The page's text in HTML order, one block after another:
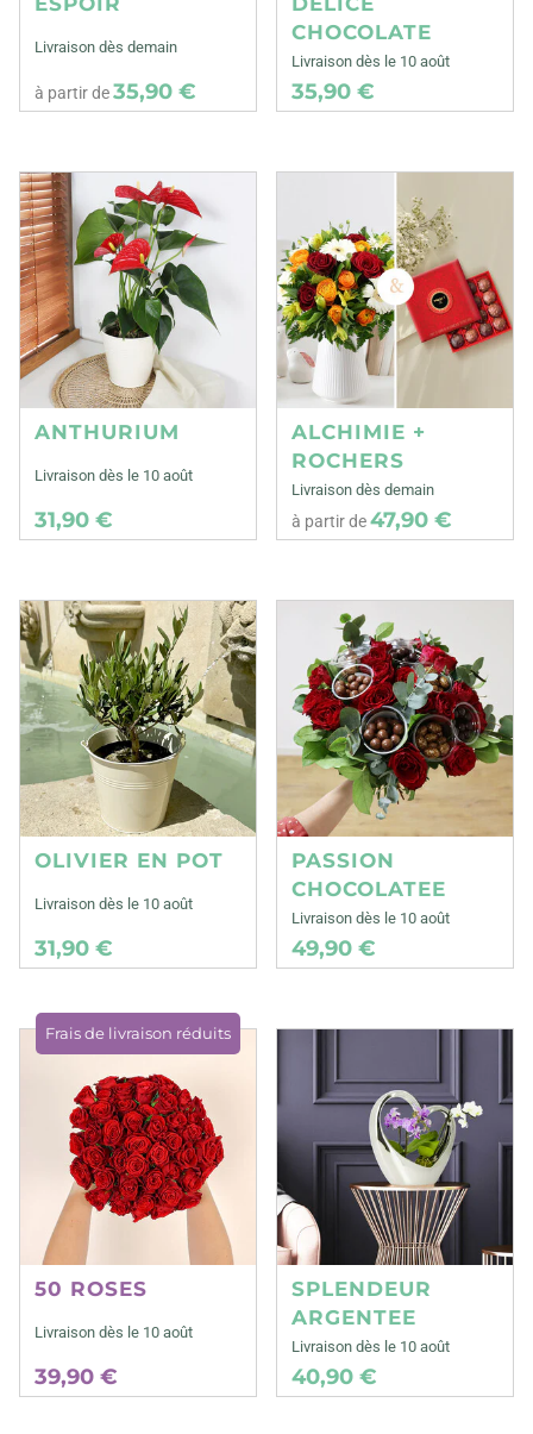
Livraison dès demain
à partir de35,90 €
CHOCOLATE
Livraison dès le 10 août
35,90 €
ANTHURIUM
Livraison dès le 10 août
31,90 €
ALCHIMIE +
ROCHERS
Livraison dès demain
à partir de47,90 €
OLIVIER EN POT
Livraison dès le 10 août
31,90 €
PASSION
CHOCOLATEE
Livraison dès le 10 août
49,90 €
Frais de livraison réduits
50 ROSES
Livraison dès le 10 août
39,90 €
SPLENDEUR
ARGENTEE
Livraison dès le 10 août
40,90 €